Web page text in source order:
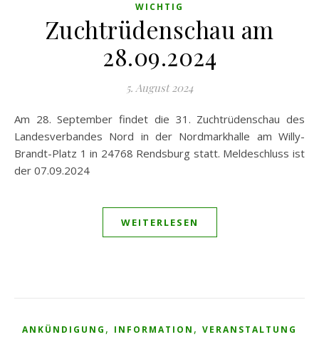
WICHTIG
Zuchtrüdenschau am
28.09.2024
5. August 2024
Am 28. September findet die 31. Zuchtrüdenschau des
Landesverbandes Nord in der Nordmarkhalle am Willy-
Brandt-Platz 1 in 24768 Rendsburg statt. Meldeschluss ist
der 07.09.2024
WEITERLESEN
ANKÜNDIGUNG , INFORMATION , VERANSTALTUNG